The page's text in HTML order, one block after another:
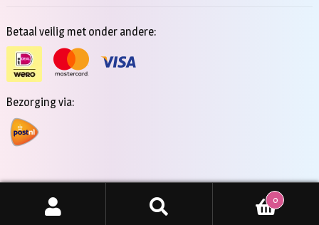
Betaal veilig met onder andere:
Bezorging via:
Copyright 2026 - Jan Monnikendam
ZOEKEN
0